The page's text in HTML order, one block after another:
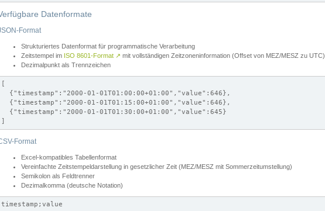
Datenformate
Format
Strukturiertes Datenformat für programmatische Verarbeitung
Zeitstempel im ISO 8601-Format ↗ mit vollständigen Zeitzoneninformation (Offset von MEZ/MESZ zu UTC)
Dezimalpunkt als Trennzeichen
[
  {"timestamp":"2000-01-01T01:00:00+01:00","value":646},
  {"timestamp":"2000-01-01T01:15:00+01:00","value":646},
  {"timestamp":"2000-01-01T01:30:00+01:00","value":645}
]
Format
Excel-kompatibles Tabellenformat
Vereinfachte Zeitstempeldarstellung in gesetzlicher Zeit (MEZ/MESZ mit Sommerzeitumstellung)
Semikolon als Feldtrenner
Dezimalkomma (deutsche Notation)
timestamp;value